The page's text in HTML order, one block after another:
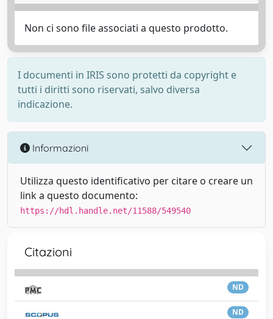
Non ci sono file associati a questo prodotto.
I documenti in IRIS sono protetti da copyright e
tutti i diritti sono riservati, salvo diversa
indicazione.
Informazioni
Utilizza questo identificativo per citare o creare un
link a questo documento:
https://hdl.handle.net/11588/549540
Citazioni
ND
ND